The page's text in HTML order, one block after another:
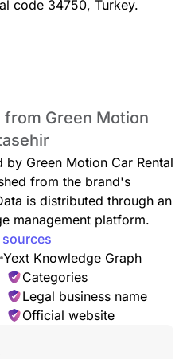
code 34750, Turkey.
Green Motion
Green Motion Car Rental
from the brand's
is distributed through an
management platform.
sources
Yext Knowledge Graph
Categories
Legal business name
Official website